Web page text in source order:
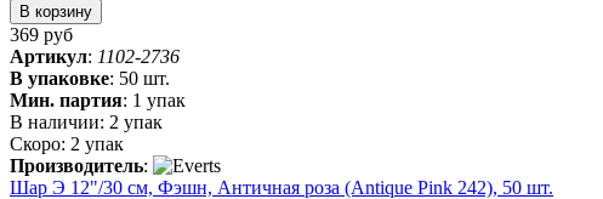
В корзину
369 руб
Артикул: 1102-2736
В упаковке: 50 шт.
Мин. партия: 1 упак
В наличии: 2 упак
Скоро: 2 упак
Производитель:
Шар Э 12"/30 см, Фэшн, Античная роза (Antique Pink 242), 50 шт.